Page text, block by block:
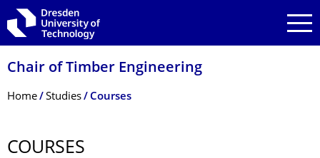
Skip to main navigation
Skip to search
Skip to content
Chair of Timber Engineering
Breadcrumb Menu
Home Studies Courses
COURSES